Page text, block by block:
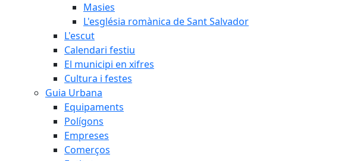
Masies
L'església romànica de Sant Salvador
L'escut
Calendari festiu
El municipi en xifres
Cultura i festes
Guia Urbana
Equipaments
Polígons
Empreses
Comerços